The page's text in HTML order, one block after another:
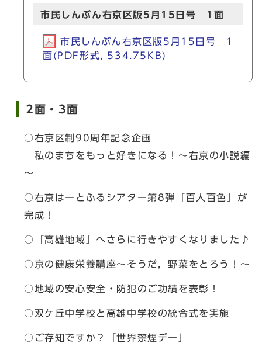
市民しんぶん右京区版5月15日号 1面
市民しんぶん右京区版5月15日号 1
面(PDF形式, 534.75KB)
2面・3面
○右京区制90周年記念企画
私のまちをもっと好きになる！～右京の小説編
～
○右京はーとふるシアター第8弾「百人百色」が
完成！
○「高雄地域」へさらに行きやすくなりました♪
○京の健康栄養講座～そうだ，野菜をとろう！～
○地域の安心安全・防犯のご功績を表彰！
○双ケ丘中学校と高雄中学校の統合式を実施
○ご存知ですか？「世界禁煙デー」